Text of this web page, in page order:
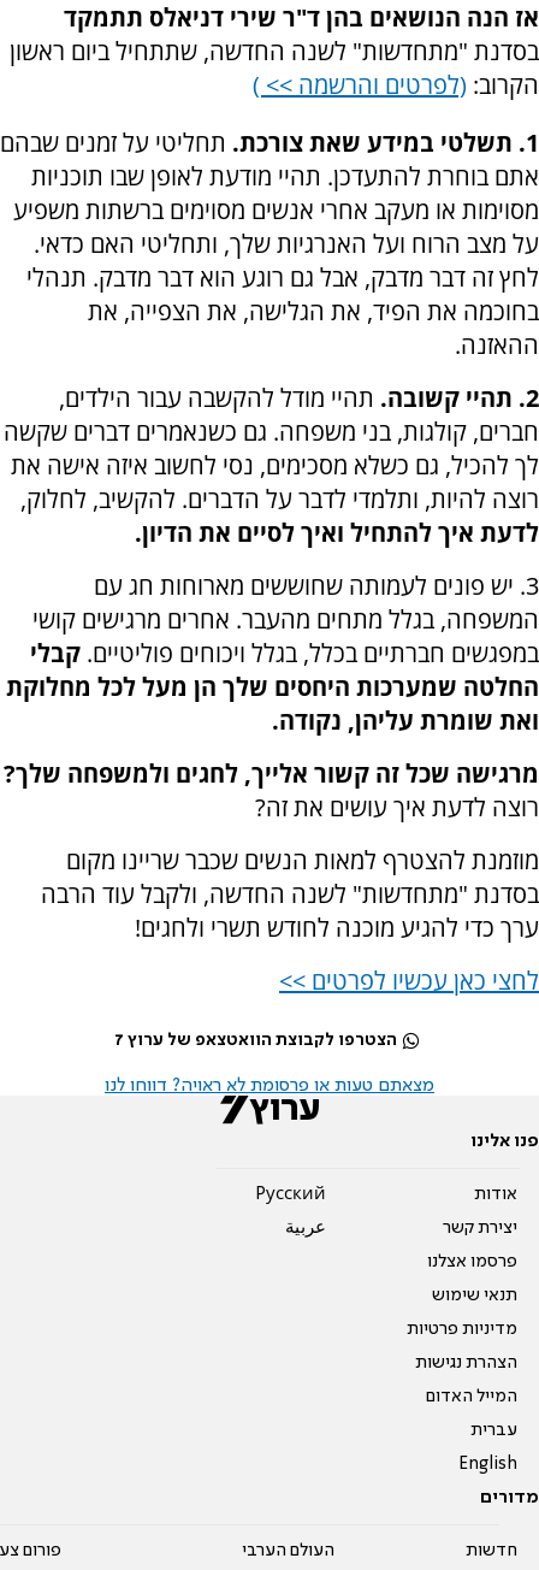
אז הנה הנושאים בהן ד"ר שירי דניאלס תתמקד
בסדנת "מתחדשות" לשנה החדשה, שתתחיל ביום ראשון
הקרוב: (לפרטים והרשמה >> )
1. תשלטי במידע שאת צורכת.
תחליטי על זמנים שבהם
אתם בוחרת להתעדכן. תהיי מודעת לאופן שבו תוכניות
מסוימות או מעקב אחרי אנשים מסוימים ברשתות משפיע
על מצב הרוח ועל האנרגיות שלך, ותחליטי האם כדאי.
לחץ זה דבר מדבק, אבל גם רוגע הוא דבר מדבק. תנהלי
בחוכמה את הפיד, את הגלישה, את הצפייה, את
ההאזנה.
2. תהיי קשובה.
תהיי מודל להקשבה עבור הילדים,
חברים, קולגות, בני משפחה. גם כשנאמרים דברים שקשה
לך להכיל, גם כשלא מסכימים, נסי לחשוב איזה אישה את
רוצה להיות, ותלמדי לדבר על הדברים. להקשיב, לחלוק,
לדעת איך להתחיל ואיך לסיים את הדיון.
3. יש פונים לעמותה שחוששים מארוחות חג עם
המשפחה, בגלל מתחים מהעבר. אחרים מרגישים קושי
במפגשים חברתיים בכלל, בגלל ויכוחים פוליטיים. קבלי
החלטה שמערכות היחסים שלך הן מעל לכל מחלוקת
ואת שומרת עליהן, נקודה.
מרגישה שכל זה קשור אלייך, לחגים ולמשפחה שלך?
רוצה לדעת איך עושים את זה?
מוזמנת להצטרף למאות הנשים שכבר שריינו מקום
בסדנת "מתחדשות" לשנה החדשה, ולקבל עוד הרבה
ערך כדי להגיע מוכנה לחודש תשרי ולחגים!
לחצי כאן עכשיו לפרטים >>
הצטרפו לקבוצת הוואטצאפ של ערוץ 7
מצאתם טעות או פרסומת לא ראויה? דווחו לנו
פנו אלינו
אודות
יצירת קשר
פרסמו אצלנו
תנאי שימוש
מדיניות פרטיות
הצהרת נגישות
המייל האדום
עברית
English
Pусский
عربية
מדורים
חדשות העולם הערבי פורום